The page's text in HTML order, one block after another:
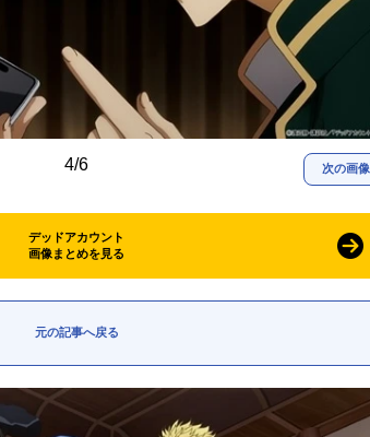
4/6 次の画像
デッドアカウント
画像まとめを見る
元の記事へ戻る